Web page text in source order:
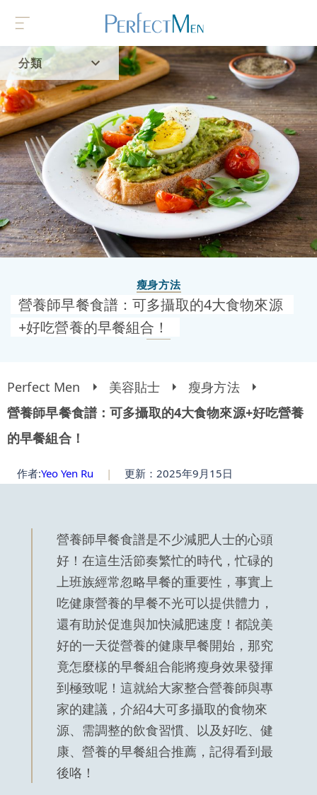
分類
首頁
流行趨勢
瘦身方法
營養師早餐食譜：可多攝取的4大食物來源
+好吃營養的早餐組合！
Perfect Men 美容貼士
瘦身方法
營養師早餐食譜：可多攝取的4大食物來源+好吃營養
的早餐組合！
作者:Yeo Yen Ru | 更新：2025年9月15日
營養師早餐食譜是不少減肥人士的心頭
好！在這生活節奏繁忙的時代，忙碌的
上班族經常忽略早餐的重要性，事實上
吃健康營養的早餐不光可以提供體力，
還有助於促進與加快減肥速度！都說美
好的一天從營養的健康早餐開始，那究
竟怎麼樣的早餐組合能將瘦身效果發揮
到極致呢！這就給大家整合營養師與專
家的建議，介紹4大可多攝取的食物來
源、需調整的飲食習慣、以及好吃、健
康、營養的早餐組合推薦，記得看到最
後咯！